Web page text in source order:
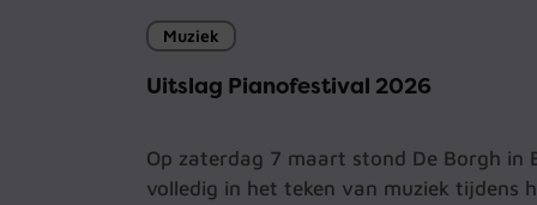
Muziek
Uitslag Pianofestival 2026
Op zaterdag 7 maart stond De Borgh in
volledig in het teken van muziek tijdens